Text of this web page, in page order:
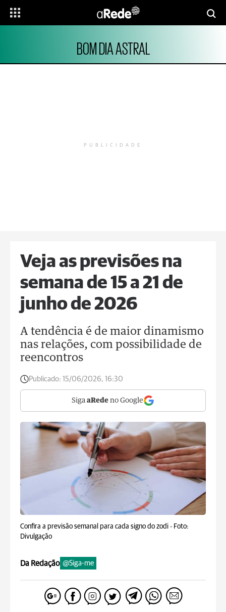
BOM DIA ASTRAL
PUBLICIDADE
Veja as previsões na
semana de 15 a 21 de
junho de 2026
A tendência é de maior dinamismo
nas relações, com possibilidade de
reencontros
Publicado: 15/06/2026, 16:30
Siga aRede no Google
Confira a previsão semanal para cada signo do zodi - Foto:
Divulgação
Da Redação @Siga-me